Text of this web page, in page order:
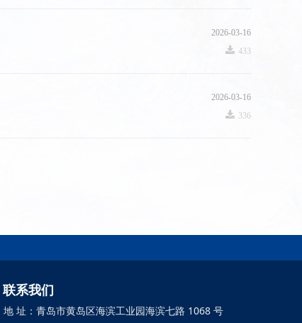
2026-03-16
끂 433
2026-03-16
끂 336
联系我们
地 址：青岛市黄岛区海滨工业园海滨七路 1068 号